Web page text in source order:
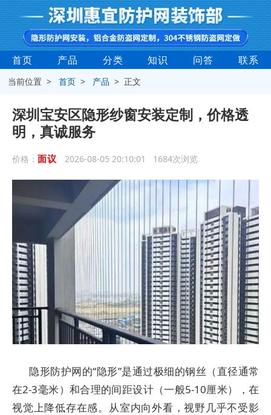
首页 产品 分类 知识 问答 联系
当前位置 >首页 > 产品 > 正文
深圳宝安区隐形纱窗安装定制，价格透
明，真诚服务
价格： 面议 2026-08-05 20:10:01 1684次浏览
隐形防护网的“隐形”是通过极细的钢丝（直径通常
在2-3毫米）和合理的间距设计（一般5-10厘米），在
视觉上降低存在感。从室内向外看，视野几乎不受影